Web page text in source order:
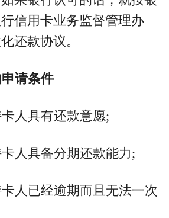
信用卡业务监督管理办
还款协议。
请条件
人具有还款意愿;
人具备分期还款能力;
人已经逾期而且无法一次